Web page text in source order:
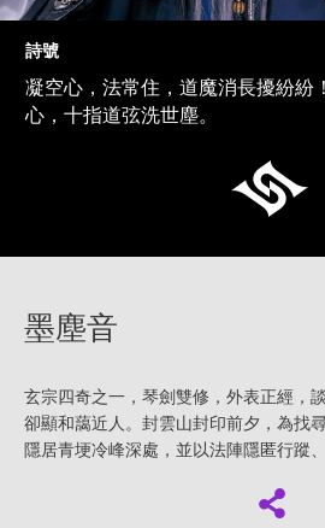
詩號
凝空心，法常住，道魔消長擾紛紛
心，十指道弦洗世塵。
墨塵音
玄宗四奇之一，琴劍雙修，外表正經，
卻顯和藹近人。封雲山封印前夕，為找
隱居青埂冷峰深處，並以法陣隱匿行蹤